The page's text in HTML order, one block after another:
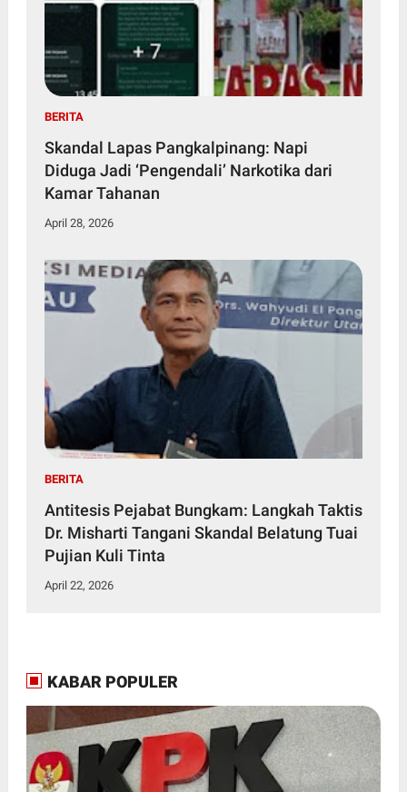
BERITA
Skandal Lapas Pangkalpinang: Napi
Diduga Jadi ‘Pengendali’ Narkotika dari
Kamar Tahanan
April 28, 2026
BERITA
Antitesis Pejabat Bungkam: Langkah Taktis
Dr. Misharti Tangani Skandal Belatung Tuai
Pujian Kuli Tinta
April 22, 2026
KABAR POPULER